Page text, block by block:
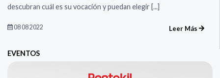
descubran cuál es su vocación y puedan elegir [...]
08 08 2022 Leer Más
EVENTOS